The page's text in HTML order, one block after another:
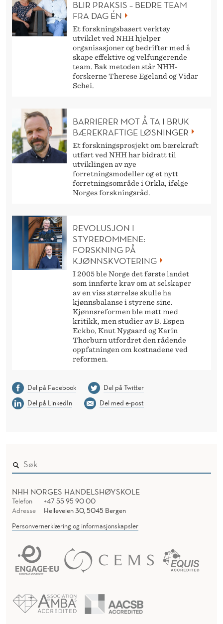
BLIR PRAKSIS – BEDRE TEAM
FRA DAG ÉN
Et forskningsbasert verktøy
utviklet ved NHH hjelper
organisasjoner og bedrifter med å
skape effektive og velfungerende
team. Bak metoden står NHH-
forskerne Therese Egeland og Vidar
Schei.
BARRIERER MOT Å TA I BRUK
BÆREKRAFTIGE LØSNINGER
Et forskningsprosjekt om bærekraft
utført ved NHH har bidratt til
utviklingen av nye
forretningsmodeller og et nytt
forretningsområde i Orkla, ifølge
Norges forskningsråd.
REVOLUSJON I
STYREROMMENE:
FORSKNING PÅ
KJØNNSKVOTERING
I 2005 ble Norge det første landet
som innførte krav om at selskaper
av en viss størrelse skulle ha
kjønnsbalanse i styrene sine.
Kjønnsreformen ble møtt med
kritikk, men studier av B. Espen
Eckbo, Knut Nygaard og Karin
Thorburn utfordret den rådende
oppfatningen om kostnadene ved
reformen.
Del på Facebook
Del på Twitter
Del på LinkedIn
Del med e-post
NHH NORGES HANDELSHØYSKOLE
Telefon
+47 55 95 90 00
Adresse
Helleveien 30, 5045 Bergen
Personvernerklæring og informasjonskapsler